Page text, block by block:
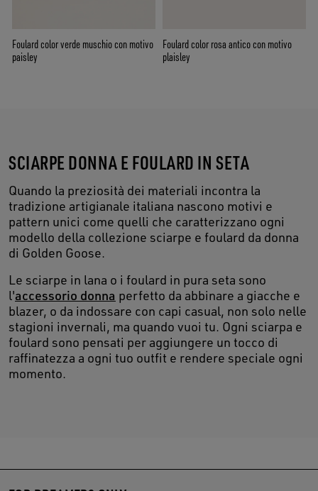
Foulard color verde muschio con motivo
paisley
Foulard color rosa antico con motivo
plaisley
SCIARPE DONNA E FOULARD IN SETA
Quando la preziosità dei materiali incontra la
tradizione artigianale italiana nascono motivi e
pattern unici come quelli che caratterizzano ogni
modello della collezione sciarpe e foulard da donna
di Golden Goose.
Le sciarpe in lana o i foulard in pura seta sono
l'accessorio donna perfetto da abbinare a giacche e
blazer, o da indossare con capi casual, non solo nelle
stagioni invernali, ma quando vuoi tu. Ogni sciarpa e
foulard sono pensati per aggiungere un tocco di
raffinatezza a ogni tuo outfit e rendere speciale ogni
momento.